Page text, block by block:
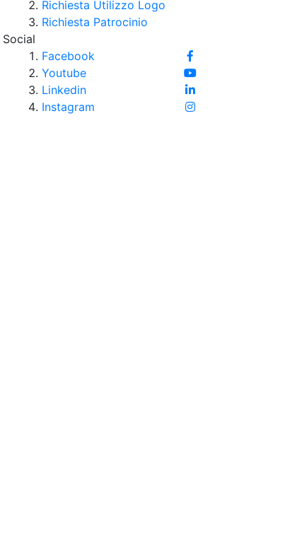
Richiesta Utilizzo Logo
Richiesta Patrocinio
Social
Facebook
Youtube
Linkedin
Instagram